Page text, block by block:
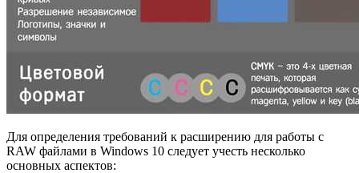
Для определения требований к расширению для работы с
RAW файлами в Windows 10 следует учесть несколько
основных аспектов: